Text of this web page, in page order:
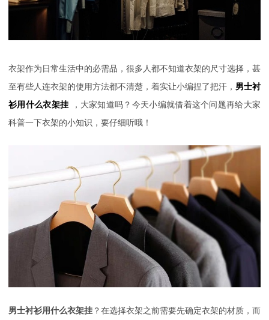
衣架作为日常生活中的必需品，很多人都不知道衣架的尺寸选择，甚
至有些人连衣架的使用方法都不清楚，着实让小编捏了把汗， 男士衬
衫用什么衣架挂
，大家知道吗？今天小编就借着这个问题再给大家
科普一下衣架的小知识，要仔细听哦！
男士衬衫用什么衣架挂 ？在选择衣架之前需要先确定衣架的材质，而